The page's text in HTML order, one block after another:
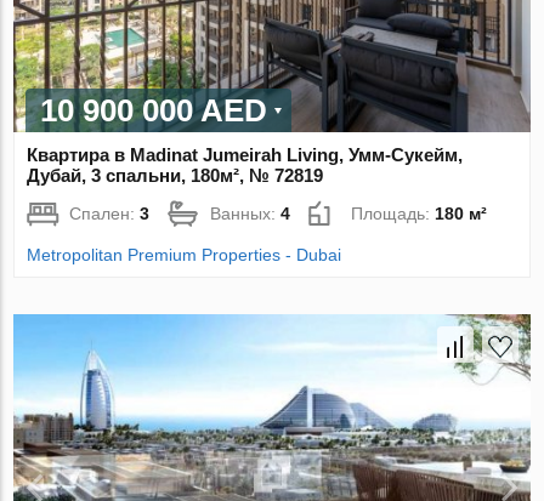
10 900 000 AED
Квартира в Madinat Jumeirah Living, Умм-Сукейм,
Дубай, 3 спальни, 180м², № 72819
Спален:3 Ванных:4 Площадь:180 м²
Metropolitan Premium Properties - Dubai